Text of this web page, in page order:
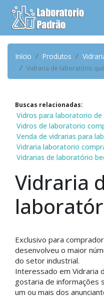
Início Produtos
Vidraria de laboratório
Buscas relacionadas:
Vidros para laboratorio de
Vidros de laboratorio
Venda de vidrarias para
Vidraria laboratorio
Vidrarias de laboratório
Vidraria
Exclusivo para
desenvolveu o maior
do setor industrial.
Interessado em Vidraria
gostaria de informações
um ou mais dos